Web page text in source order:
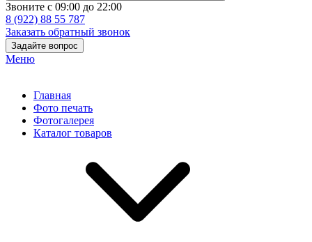
Звоните с 09:00 до 22:00
8 (922) 88 55 787
Заказать обратный звонок
Задайте вопрос
Меню
Главная
Фото печать
Фотогалерея
Каталог товаров